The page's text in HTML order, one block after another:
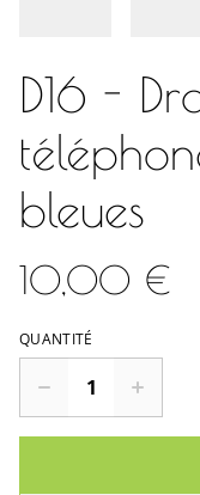
D16 -
bleues
10,00 €
QUANTITÉ